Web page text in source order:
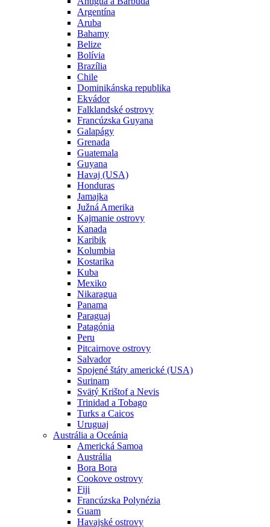
Argentína
Aruba
Bahamy
Belize
Bolívia
Brazília
Chile
Dominikánska republika
Ekvádor
Falklandské ostrovy
Francúzska Guyana
Galapágy
Grenada
Guatemala
Guyana
Havaj (USA)
Honduras
Jamajka
Južná Amerika
Kajmanie ostrovy
Kanada
Karibik
Kolumbia
Kostarika
Kuba
Mexiko
Nikaragua
Panama
Paraguaj
Patagónia
Peru
Pitcairnove ostrovy
Salvador
Spojené štáty americké (USA)
Surinam
Svätý Krištof a Nevis
Trinidad a Tobago
Turks a Caicos
Uruguaj
Austrália a Oceánia
Americká Samoa
Austrália
Bora Bora
Cookove ostrovy
Fiji
Francúzska Polynézia
Guam
Havajské ostrovy